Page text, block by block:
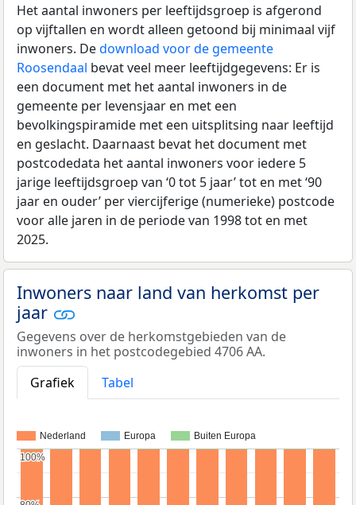
Het aantal inwoners per leeftijdsgroep is afgerond
op vijftallen en wordt alleen getoond bij minimaal vijf
inwoners. Dedownload voor de gemeente
Roosendaal bevat veel meer leeftijdgegevens: Er is
een document met het aantal inwoners in de
gemeente per levensjaar en met een
bevolkingspiramide met een uitsplitsing naar leeftijd
en geslacht. Daarnaast bevat het document met
postcodedata het aantal inwoners voor iedere 5
jarige leeftijdsgroep van ‘0 tot 5 jaar’ tot en met ‘90
jaar en ouder’ per viercijferige (numerieke) postcode
voor alle jaren in de periode van 1998 tot en met
2025.
Inwoners naar land van herkomst per
jaar
Gegevens over de herkomstgebieden van de
inwoners in het postcodegebied 4706 AA.
Grafiek
Tabel
Nederland Europa Buiten Europa
100%
100%